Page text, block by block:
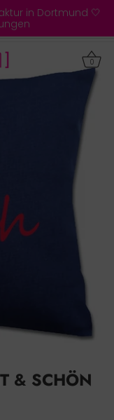
in Dortmund 🤍
0
& SCHÖN